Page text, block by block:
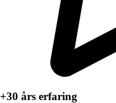
+30 års erfaring